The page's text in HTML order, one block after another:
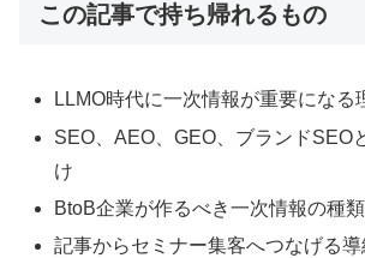
この記事で持ち帰れるもの
LLMO時代に一次情報が重要になる
SEO、AEO、GEO、ブランドSEO
け
BtoB企業が作るべき一次情報の種類
記事からセミナー集客へつなげる